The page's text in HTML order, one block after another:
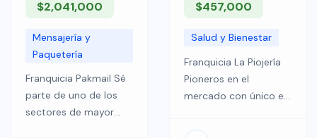
$2,041,000
Mensajería y
Paquetería
Franquicia Pakmail Sé
parte de uno de los
sectores de mayor
$457,000
Salud y Bienestar
Franquicia La Piojería
Pioneros en el
mercado con único e
de clínica que gracias